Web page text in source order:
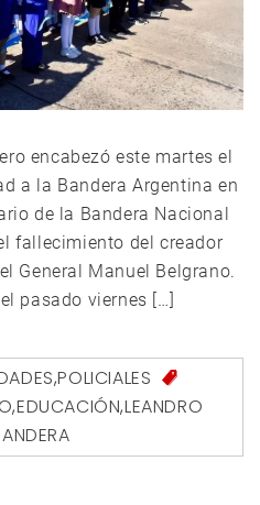
encabezó este martes el
a la Bandera Argentina en
de la Bandera Nacional
fallecimiento del creador
General Manuel Belgrano.
pasado viernes […]
,POLICIALES
,EDUCACIÓN,LEANDRO